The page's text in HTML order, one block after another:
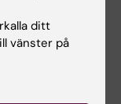
ditt
vänster på